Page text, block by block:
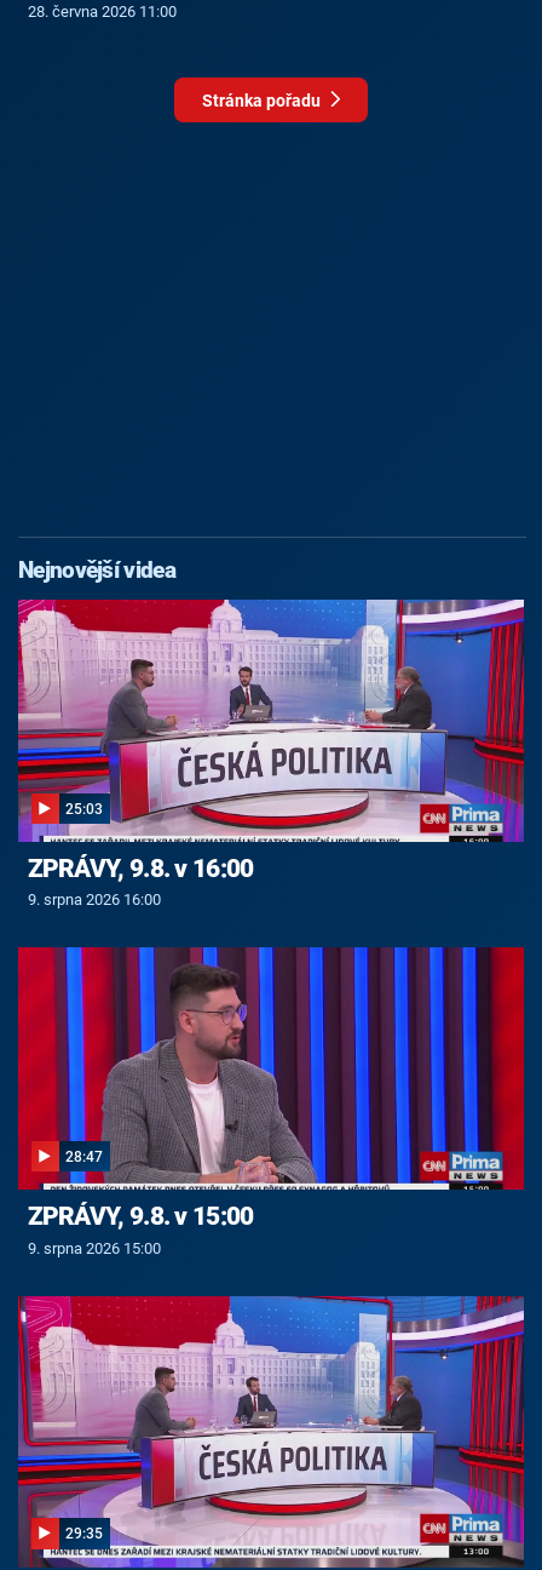
28. června 2026 11:00
Stránka pořadu
Nejnovější videa
25:03
ZPRÁVY, 9.8. v 16:00
9. srpna 2026 16:00
28:47
ZPRÁVY, 9.8. v 15:00
9. srpna 2026 15:00
29:35